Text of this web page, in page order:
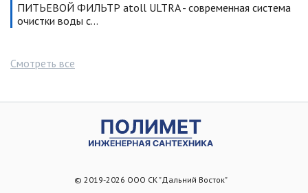
ПИТЬЕВОЙ ФИЛЬТР atoll ULTRA - современная система
очистки воды с…
Смотреть все
© 2019-2026 ООО СК "Дальний Восток"